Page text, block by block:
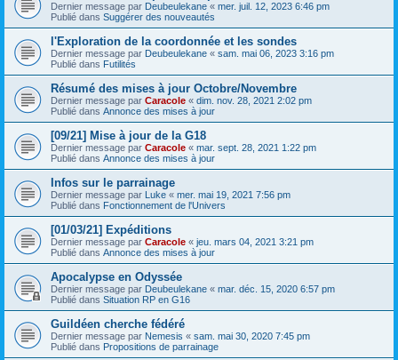
Dernier message par Deubeulekane « mer. juil. 12, 2023 6:46 pm
Publié dans Suggérer des nouveautés
l'Exploration de la coordonnée et les sondes
Dernier message par Deubeulekane « sam. mai 06, 2023 3:16 pm
Publié dans Futilités
Résumé des mises à jour Octobre/Novembre
Dernier message par Caracole « dim. nov. 28, 2021 2:02 pm
Publié dans Annonce des mises à jour
[09/21] Mise à jour de la G18
Dernier message par Caracole « mar. sept. 28, 2021 1:22 pm
Publié dans Annonce des mises à jour
Infos sur le parrainage
Dernier message par Luke « mer. mai 19, 2021 7:56 pm
Publié dans Fonctionnement de l'Univers
[01/03/21] Expéditions
Dernier message par Caracole « jeu. mars 04, 2021 3:21 pm
Publié dans Annonce des mises à jour
Apocalypse en Odyssée
Dernier message par Deubeulekane « mar. déc. 15, 2020 6:57 pm
Publié dans Situation RP en G16
Guildéen cherche fédéré
Dernier message par Nemesis « sam. mai 30, 2020 7:45 pm
Publié dans Propositions de parrainage